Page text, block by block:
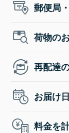
郵便局
荷物の
再配達
お届け
料金を